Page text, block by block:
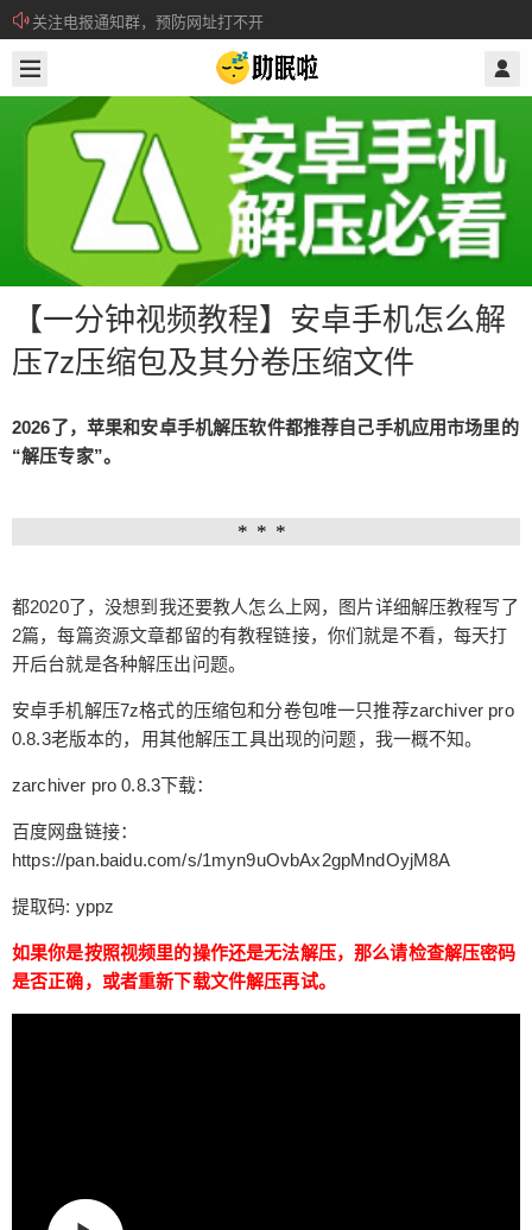
关注电报通知群，预防网址打不开
所有注册用户记得每日来签到领取积分。
【一分钟视频教程】安卓手机怎么解
压7z压缩包及其分卷压缩文件
2026了，苹果和安卓手机解压软件都推荐自己手机应用市场里的
“解压专家”。
都2020了，没想到我还要教人怎么上网，图片详细解压教程写了
2篇，每篇资源文章都留的有教程链接，你们就是不看，每天打
开后台就是各种解压出问题。
安卓手机解压7z格式的压缩包和分卷包唯一只推荐zarchiver pro
0.8.3老版本的，用其他解压工具出现的问题，我一概不知。
zarchiver pro 0.8.3下载：
百度网盘链接：
https://pan.baidu.com/s/1myn9uOvbAx2gpMndOyjM8A
提取码: yppz
如果你是按照视频里的操作还是无法解压，那么请检查解压密码
是否正确，或者重新下载文件解压再试。
@ 助眠啦
7z压缩包及其分卷压缩文件
2026了，苹果和安卓手机解压软件都推荐自己手机
应用市场里的“解压专家”。 都2020了，没想到我还
资源文章都留的有教程链接，你们就是不看，每天
打开后台就是各种解压出问题。 安卓手机解压7z格
式的压缩包和分卷包唯一只推荐zarchiver pro 0.8.3
老版本的，用其他解压工具出现的问题，我一概不
知。 zarchiver pro 0.8.3下载： 百度网盘链接：http
s://pan.baidu.com/s/1myn9uOvbAx2gpMndOyjM8A
提取码: yppz 如果你是按照视频里的操作还是无法
载文件解压再试。 本站致力于推荐国内外优秀助眠
作者，网站所有内容均收集于互联网，若有违规内
容请联系站长删除。 资源怎么解压 | 关注电报通知
扫描二维码继续阅读